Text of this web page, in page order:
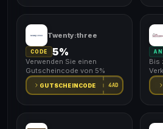
Twenty:three
CODE 5%
Verwenden Sie einen
Gutscheincode von 5%
GUTSCHEINCODE 4AD
Bis